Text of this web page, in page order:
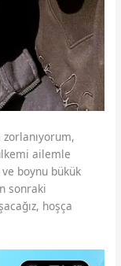
ailemle
boynu bükük
sonraki
hoşça